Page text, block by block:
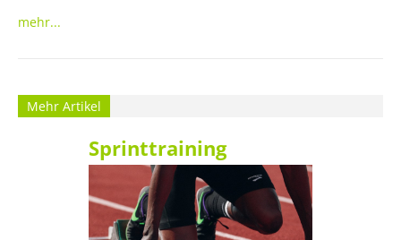
ist wie ihr schwächstes Glied. Der menschliche Körper
entfalten und
mehr...
Mehr Artikel
Sprinttraining